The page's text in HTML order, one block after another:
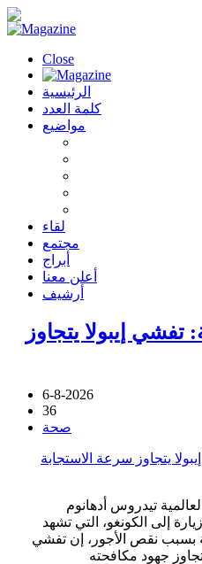
Close
الرئيسية
كلمة العدد
مواضيع
لقاء
مجتمع
أبراج
أعلن معنا
أرشيف
إيبولا يتجاوز
6-8-2026
36
صحة
تيدروس أدهانوم
إلى الكونغو، التي تشهد
بسبب نقص الأجور، إن تفشي
جهود مكافحته